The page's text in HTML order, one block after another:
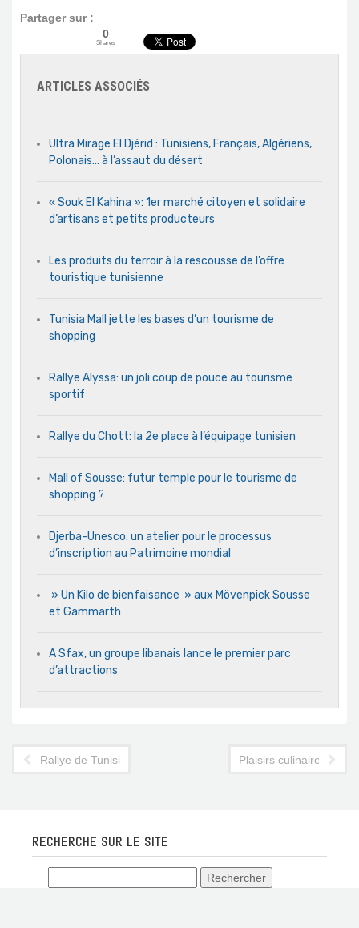
Partager sur :
0
Shares
ARTICLES ASSOCIÉS
Ultra Mirage El Djérid : Tunisiens, Français, Algériens,
Polonais… à l’assaut du désert
« Souk El Kahina »: 1er marché citoyen et solidaire
d’artisans et petits producteurs
Les produits du terroir à la rescousse de l’offre
touristique tunisienne
Tunisia Mall jette les bases d’un tourisme de
shopping
Rallye Alyssa: un joli coup de pouce au tourisme
sportif
Rallye du Chott: la 2e place à l’équipage tunisien
Mall of Sousse: futur temple pour le tourisme de
shopping ?
Djerba-Unesco: un atelier pour le processus
d’inscription au Patrimoine mondial
» Un Kilo de bienfaisance » aux Mövenpick Sousse
et Gammarth
A Sfax, un groupe libanais lance le premier parc
d’attractions
Rallye de Tunisie : NPO prétend le retour de l’épreuve
Plaisirs culinaires
RECHERCHE SUR LE SITE